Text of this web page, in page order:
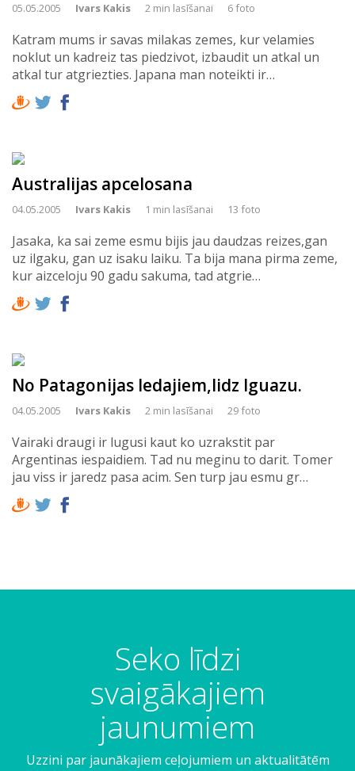
05.05.2005 Ivars Kakis 2 min lasīšanai 6 foto
Katram mums ir savas milakas zemes, kur velamies
noklut un kadreiz tas piedzivot, izbaudit un atkal un
atkal tur atgriezties. Japana man noteikti ir…
Australijas apcelosana
04.05.2005 Ivars Kakis 1 min lasīšanai 13 foto
Jasaka, ka sai zeme esmu bijis jau daudzas reizes,gan
uz ilgaku, gan uz isaku laiku. Ta bija mana pirma zeme,
kur aizceloju 90 gadu sakuma, tad atgrie…
No Patagonijas ledajiem,lidz Iguazu.
04.05.2005 Ivars Kakis 2 min lasīšanai 29 foto
Vairaki draugi ir lugusi kaut ko uzrakstit par
Argentinas iespaidiem. Tad nu meginu to darit. Tomer
jau viss ir jaredz pasa acim. Sen turp jau esmu gr…
Seko līdzi
svaigākajiem
jaunumiem
Uzzini par jaunākajiem ceļojumiem un aktualitātēm